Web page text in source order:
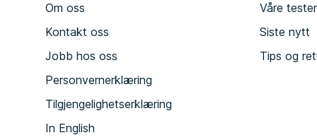
Om oss
Kontakt oss
Jobb hos oss
Personvernerklæring
Tilgjengelighetserklæring
In English
Våre tester
Siste nytt
Tips og